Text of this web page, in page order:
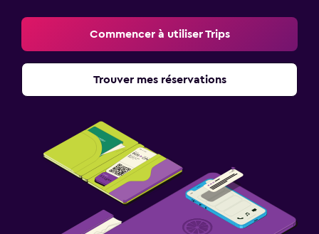
Commencer à utiliser Trips
Trouver mes réservations